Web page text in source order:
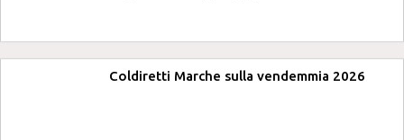
Coldiretti Marche sulla vendemmia 2026